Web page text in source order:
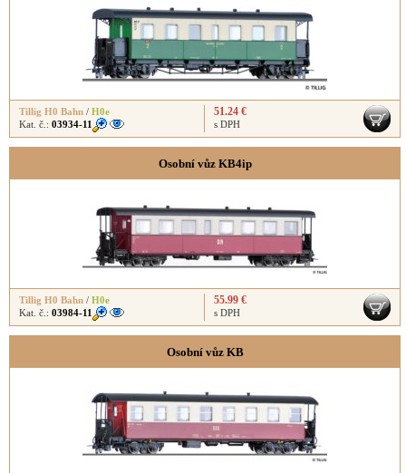
Tillig H0 Bahn / H0e
Kat. č.: 03934-11
51.24 €
s DPH
Osobní vůz KB4ip
Tillig H0 Bahn / H0e
Kat. č.: 03984-11
55.99 €
s DPH
Osobní vůz KB